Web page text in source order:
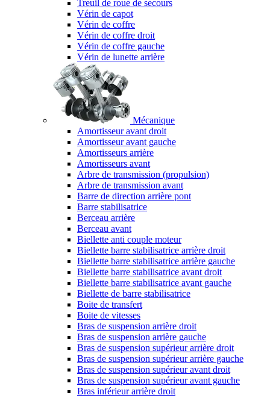
Treuil de roue de secours
Vérin de capot
Vérin de coffre
Vérin de coffre droit
Vérin de coffre gauche
Vérin de lunette arrière
Mécanique
Amortisseur avant droit
Amortisseur avant gauche
Amortisseurs arrière
Amortisseurs avant
Arbre de transmission (propulsion)
Arbre de transmission avant
Barre de direction arrière pont
Barre stabilisatrice
Berceau arrière
Berceau avant
Biellette anti couple moteur
Biellette barre stabilisatrice arrière droit
Biellette barre stabilisatrice arrière gauche
Biellette barre stabilisatrice avant droit
Biellette barre stabilisatrice avant gauche
Biellette de barre stabilisatrice
Boite de transfert
Boite de vitesses
Bras de suspension arrière droit
Bras de suspension arrière gauche
Bras de suspension supérieur arrière droit
Bras de suspension supérieur arrière gauche
Bras de suspension supérieur avant droit
Bras de suspension supérieur avant gauche
Bras inférieur arrière droit